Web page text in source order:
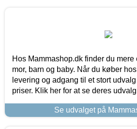
Hos Mammashop.dk finder du mere
mor, barn og baby. Når du køber
levering og adgang til et stort
priser. Klik her for at se deres
Se udvalget på